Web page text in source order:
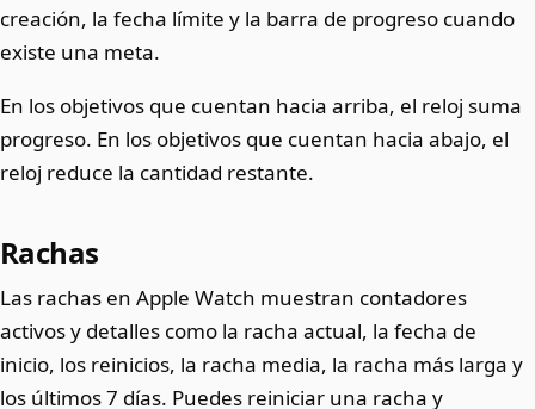
creación, la fecha límite y la barra de progreso cuando
existe una meta.
En los objetivos que cuentan hacia arriba, el reloj suma
progreso. En los objetivos que cuentan hacia abajo, el
reloj reduce la cantidad restante.
Rachas
Las rachas en Apple Watch muestran contadores
activos y detalles como la racha actual, la fecha de
inicio, los reinicios, la racha media, la racha más larga y
los últimos 7 días. Puedes reiniciar una racha y